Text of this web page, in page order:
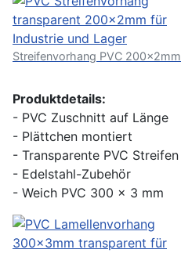
Streifenvorhang PVC 200x2mm
Produktdetails:
- PVC Zuschnitt auf Länge
- Plättchen montiert
- Transparente PVC Streifen
- Edelstahl-Zubehör
- Weich PVC 300 x 3 mm